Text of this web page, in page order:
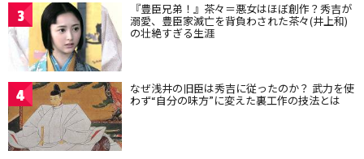
3 『豊臣兄弟！』茶々＝悪女はほぼ創作？秀吉が
溺愛、豊臣家滅亡を背負わされた茶々(井上和)
の壮絶すぎる生涯
4 なぜ浅井の旧臣は秀吉に従ったのか？ 武力を使
わず“自分の味方”に変えた裏工作の技法とは